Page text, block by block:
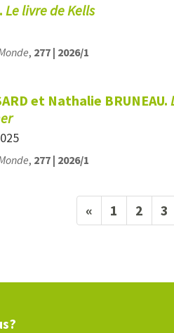
Le livre de Kells
, 277 | 2026/1
et Nathalie BRUNEAU.
, 277 | 2026/1
« 1 2 3